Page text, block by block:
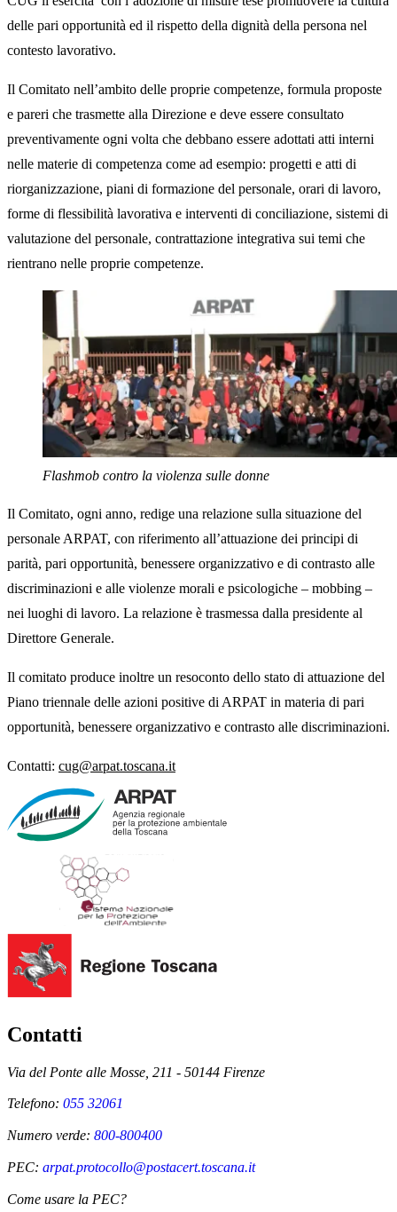
delle pari opportunità ed il rispetto della dignità della persona nel
contesto lavorativo.
Il Comitato nell’ambito delle proprie competenze, formula proposte
e pareri che trasmette alla Direzione e deve essere consultato
preventivamente ogni volta che debbano essere adottati atti interni
nelle materie di competenza come ad esempio: progetti e atti di
riorganizzazione, piani di formazione del personale, orari di lavoro,
forme di flessibilità lavorativa e interventi di conciliazione, sistemi di
valutazione del personale, contrattazione integrativa sui temi che
rientrano nelle proprie competenze.
Flashmob contro la violenza sulle donne
Il Comitato, ogni anno, redige una relazione sulla situazione del
personale ARPAT, con riferimento all’attuazione dei principi di
parità, pari opportunità, benessere organizzativo e di contrasto alle
discriminazioni e alle violenze morali e psicologiche – mobbing –
nei luoghi di lavoro. La relazione è trasmessa dalla presidente al
Direttore Generale.
Il comitato produce inoltre un resoconto dello stato di attuazione del
Piano triennale delle azioni positive di ARPAT in materia di pari
opportunità, benessere organizzativo e contrasto alle discriminazioni.
Contatti: cug@arpat.toscana.it
Contatti
Via del Ponte alle Mosse, 211 - 50144 Firenze
Telefono: 055 32061
Numero verde: 800-800400
PEC: arpat.protocollo@postacert.toscana.it
Come usare la PEC?